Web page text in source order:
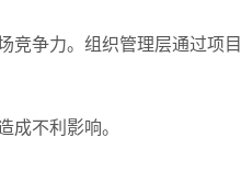
竞争力。组织管理层通过项
成不利影响。